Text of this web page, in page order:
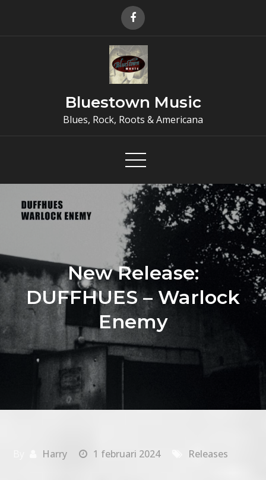
Bluestown Music
Blues, Rock, Roots & Americana
New Release:
DUFFHUES – Warlock
Enemy
Harry 1 februari 2024 Releases